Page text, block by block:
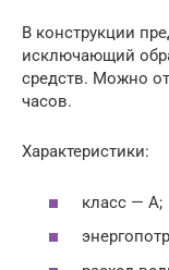
В конструкции
исключающий
средств. Можно
часов.
Характеристики:
класс — А;